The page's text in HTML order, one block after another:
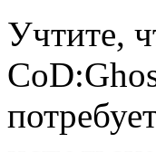
Учтите,